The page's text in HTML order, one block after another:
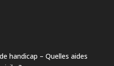
handicap – Quelles aides